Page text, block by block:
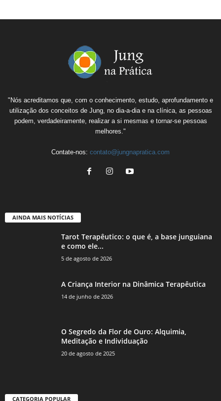
"Nós acreditamos que, com o conhecimento, estudo, aprofundamento e
utilização dos conceitos de Jung, no dia-a-dia e na clínica, as pessoas
podem, verdadeiramente, realizar a si mesmas e tornar-se pessoas
melhores."
Contate-nos: contato@jungnapratica.com
AINDA MAIS NOTÍCIAS
Tarot Terapêutico: o que é, a base junguiana
e como ele...
5 de agosto de 2026
A Criança Interior na Dinâmica Terapêutica
14 de junho de 2026
O Segredo da Flor de Ouro: Alquimia,
Meditação e Individuação
20 de agosto de 2025
CATEGORIA POPULAR